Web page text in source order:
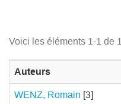
Voici les éléments 1-1 de 1
Auteurs
WENZ, Romain [3]